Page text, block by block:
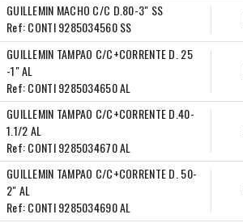
GUILLEMIN MACHO C/C D.80-3" SS
Ref:CONTI 9285034560 SS
GUILLEMIN TAMPAO C/C+CORRENTE D. 25
-1" AL
Ref:CONTI 9285034650 AL
GUILLEMIN TAMPAO C/C+CORRENTE D.40-
1.1/2 AL
Ref:CONTI 9285034670 AL
GUILLEMIN TAMPAO C/C+CORRENTE D. 50-
2" AL
Ref:CONTI 9285034690 AL